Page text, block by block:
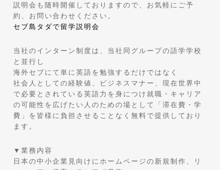
説明会も随時開催しておりますので、お気軽にご予
約、お問い合わせください。
セブ島タダで留学説明会
当社のインターン制度は、当社同グループの語学学校
と並行し
海外セブにて単に英語を勉強するだけではなく
社会人としての経験値、ビジネスマナー、現在世界中
で必要とされている英語力を身につけ就職・キャリア
の可能性を広げたい人のための場として「滞在費・学
費」を皆様に負担させることなく無料で提供しており
ます。
▼業務内容
日本の中小企業見向けにホームページの新規制作、リ